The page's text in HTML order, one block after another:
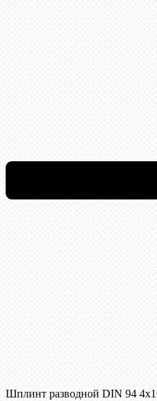
Шплинт разводной DIN 94